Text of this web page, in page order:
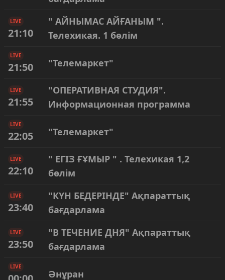
LIVE
21:10
" АЙНЫМАС АЙҒАНЫМ ".
Телехикая. 1 бөлім
LIVE
21:50 "Телемаркет"
LIVE
21:55
"ОПЕРАТИВНАЯ СТУДИЯ".
Информационная программа
LIVE
22:05 "Телемаркет"
LIVE
22:10
" ЕГІЗ ҒҰМЫР " . Телехикая 1,2
бөлім
LIVE
23:40
"КҮН БЕДЕРІНДЕ" Ақпараттық
бағдарлама
LIVE
23:50
"В ТЕЧЕНИЕ ДНЯ" Ақпараттық
бағдарлама
LIVE
Әнұран